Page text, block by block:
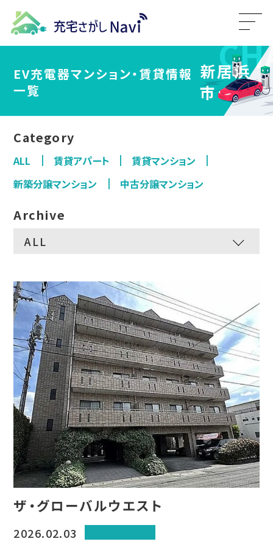
EV充電器マンション・賃貸情報
一覧
新居浜
市
Category
ALL 賃貸アパート
賃貸マンション
新築分譲マンション
中古分譲マンション
Archive
ザ・グローバルウエスト
2026.02.03